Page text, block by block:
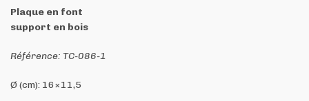
Plaque en font
support en bois
Référence: TC-086-1
Ø (cm): 16×11,5